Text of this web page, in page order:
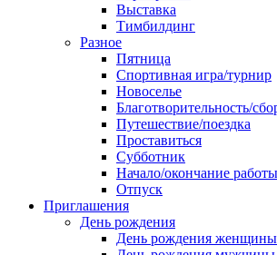
Выставка
Тимбилдинг
Разное
Пятница
Спортивная игра/турнир
Новоселье
Благотворительность/
Путешествие/поездка
Проставиться
Субботник
Начало/окончание работы
Отпуск
Приглашения
День рождения
День рождения женщины